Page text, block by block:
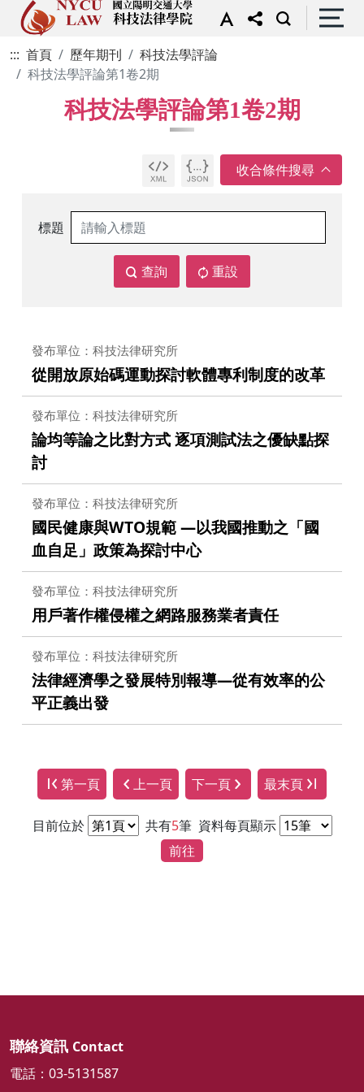
::: 首頁 歷年期刊
科技法學評論
科技法學評論第1卷2期
科技法學評論第1卷2期
標題
查詢 重設
發布單位：科技法律研究所
從開放原始碼運動探討軟體專利制度的改革
發布單位：科技法律研究所
論均等論之比對方式 逐項測試法之優缺點探
討
發布單位：科技法律研究所
國民健康與WTO規範 —以我國推動之「國
血自足」政策為探討中心
發布單位：科技法律研究所
用戶著作權侵權之網路服務業者責任
發布單位：科技法律研究所
法律經濟學之發展特別報導—從有效率的公
平正義出發
第一頁 上一頁 下一頁 最末頁
目前位於 共有5筆 資料每頁顯示
前往
聯絡資訊 Contact
電話：03-5131587